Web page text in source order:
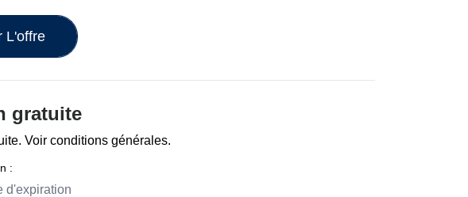
L'offre
gratuite
Voir conditions générales.
:
d'expiration